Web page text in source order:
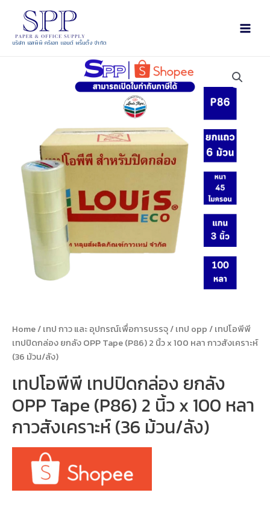
บริษัท เอสพีพี ครีเอท แอนด์ พริ้นติ้ง จำกัด
Home/เทป กาว และ อุปกรณ์เพื่อการบรรจุ/เทป opp/ เทปโอพีพี
เทปปิดกล่อง ยกลัง OPP Tape (P86) 2 นิ้ว x 100 หลา กาวสังเคราะห์
(36 ม้วน/ลัง)
เทปโอพีพี เทปปิดกล่อง ยกลัง
OPP Tape (P86) 2 นิ้ว x 100 หลา
กาวสังเคราะห์ (36 ม้วน/ลัง)